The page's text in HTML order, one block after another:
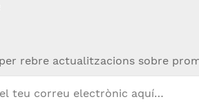
rebre actualitzacions sobre